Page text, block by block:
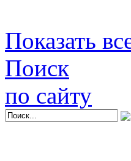
Показать
Поиск
по сайту